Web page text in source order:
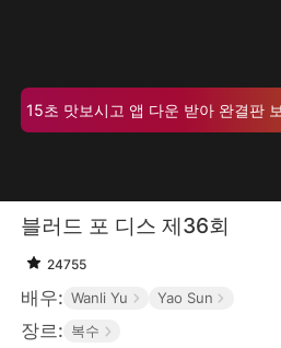
15초 맛보시고 앱 다운 받아 완결판
블러드 포 디스 제36회
24755
배우: Wanli Yu Yao Sun
장르: 복수